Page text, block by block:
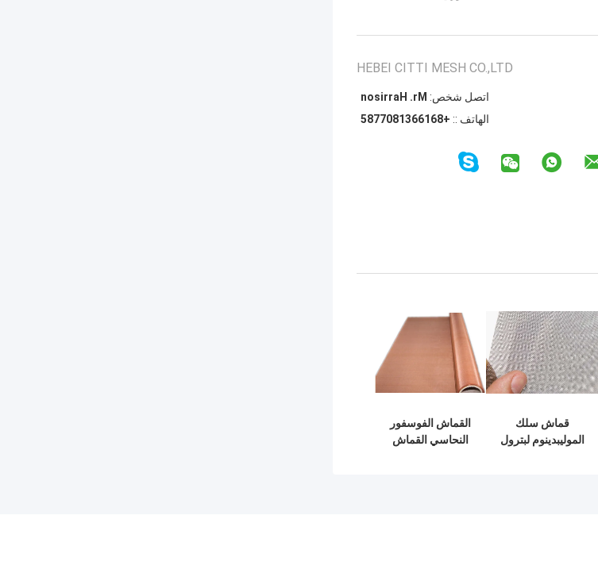
HEBEI CITTI MESH CO.,LTD
اتصل شخص: Mr. Harrison
الهاتف :: +8616631807785
قماش سلك
الموليبدينوم لبترول
القماش الفوسفور
النحاسي القماش